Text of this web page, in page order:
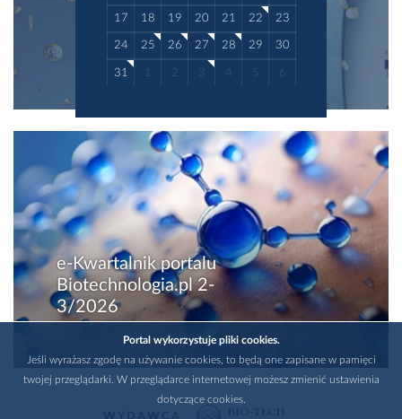
17 18 19 20 21 22 23
24 25 26 27 28 29 30
31 1 2 3 4 5 6
e-Kwartalnik portalu
Biotechnologia.pl 2-
3/2026
Portal wykorzystuje pliki cookies.
Jeśli wyrażasz zgodę na używanie cookies, to będą one zapisane w pamięci
twojej przeglądarki. W przeglądarce internetowej możesz zmienić ustawienia
dotyczące cookies.